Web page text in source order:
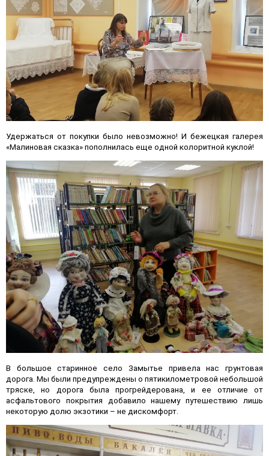
Удержаться от покупки было невозможно! И бежецкая галерея
«Малиновая сказка» пополнилась еще одной колоритной куклой!
В большое старинное село Замытье привела нас грунтовая
дорога. Мы были предупреждены о пятикилометровой небольшой
тряске, но дорога была прогрейдерована, и ее отличие от
асфальтового покрытия добавило нашему путешествию лишь
некоторую долю экзотики – не дискомфорт.